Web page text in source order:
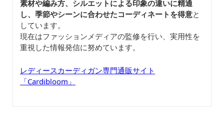
素材や編み方、シルエットによる印象の違いに精通
し、季節やシーンに合わせたコーディネートを得意と
しています。
現在はファッションメディアの監修を行い、実用性を
重視した情報発信に努めています。
レディースカーディガン専門通販サイト
「Cardibloom」